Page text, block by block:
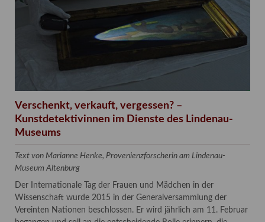
Verschenkt, verkauft, vergessen? –
Kunstdetektivinnen im Dienste des Lindenau-
Museums
Text von Marianne Henke, Provenienzforscherin am Lindenau-
Museum Altenburg
Der Internationale Tag der Frauen und Mädchen in der
Wissenschaft wurde 2015 in der Generalversammlung der
Vereinten Nationen beschlossen. Er wird jährlich am 11. Februar